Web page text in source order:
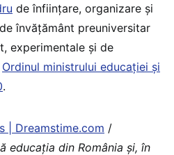
de înființare, organizare și
învățământ preuniversitar
experimentale și de
Ordinul ministrului educației și
.
| Dreamstime.com /
educaţia din România şi, în